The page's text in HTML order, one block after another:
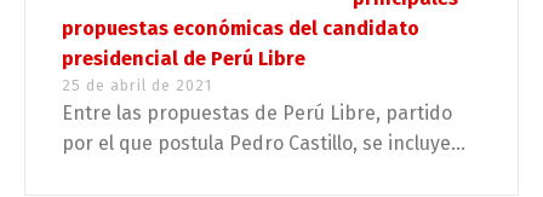
propuestas económicas del candidato
presidencial de Perú Libre
25 de abril de 2021
Entre las propuestas de Perú Libre, partido
por el que postula Pedro Castillo, se incluye...